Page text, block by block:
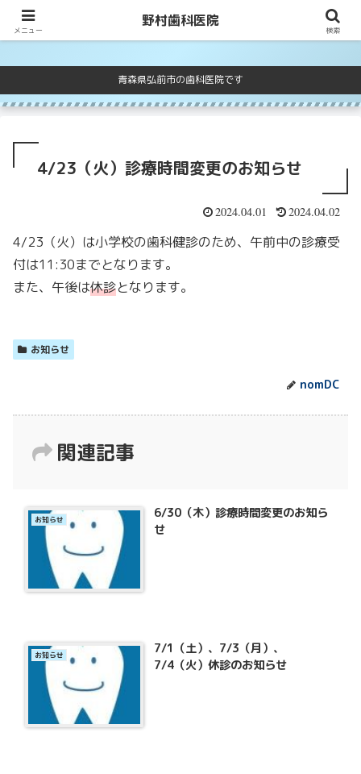
野村歯科医院
青森県弘前市の歯科医院です
4/23（火）診療時間変更のお知らせ
2024.04.01 2024.04.02
4/23（火）は小学校の歯科健診のため、午前中の診療受
付は11:30までとなります。
また、午後は休診となります。
お知らせ
nomDC
関連記事
お知らせ
6/30（木）診療時間変更のお知ら
せ
お知らせ
7/1（土）、7/3（月）、
7/4（火）休診のお知らせ
メニュー
野村歯科医院
検索